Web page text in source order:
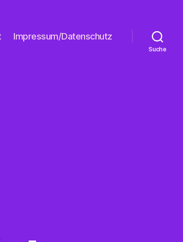
Impressum/Datenschutz
Suche